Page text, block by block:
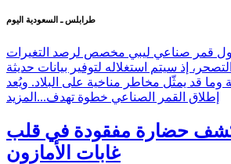
طرابلس ـ السعودية اليوم
أول قمر صناعي ليبي مخصص لرصد التغيرات
إذ سيتم استغلاله لتوفير بيانات حديثة
وما قد يمثّل مخاطر مناخية على البلاد. ويُعد
إطلاق القمر الصناعي خطوة تهدف... المزيد
تكشف حضارة مفقودة في قلب
غابات الأمازون